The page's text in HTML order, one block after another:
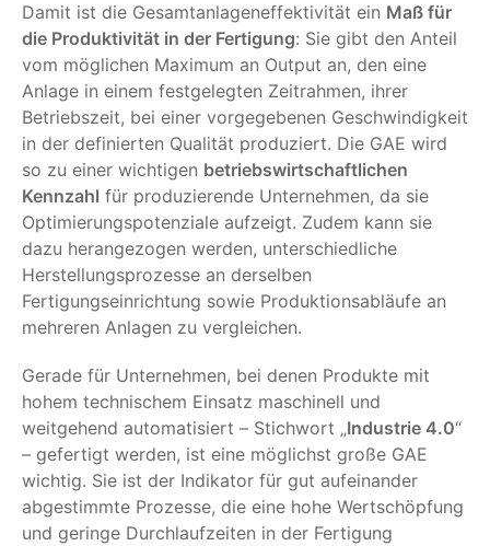
Damit ist die Gesamtanlageneffektivität ein Maß für
die Produktivität in der Fertigung: Sie gibt den Anteil
vom möglichen Maximum an Output an, den eine
Anlage in einem festgelegten Zeitrahmen, ihrer
Betriebszeit, bei einer vorgegebenen Geschwindigkeit
in der definierten Qualität produziert. Die GAE wird
so zu einer wichtigen betriebswirtschaftlichen
Kennzahl für produzierende Unternehmen, da sie
Optimierungspotenziale aufzeigt. Zudem kann sie
dazu herangezogen werden, unterschiedliche
Herstellungsprozesse an derselben
Fertigungseinrichtung sowie Produktionsabläufe an
mehreren Anlagen zu vergleichen.
Gerade für Unternehmen, bei denen Produkte mit
hohem technischem Einsatz maschinell und
weitgehend automatisiert – Stichwort „Industrie 4.0“
– gefertigt werden, ist eine möglichst große GAE
wichtig. Sie ist der Indikator für gut aufeinander
abgestimmte Prozesse, die eine hohe Wertschöpfung
und geringe Durchlaufzeiten in der Fertigung